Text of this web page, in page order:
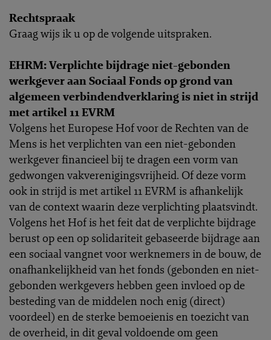
Rechtspraak
Graag wijs ik u op de volgende uitspraken.
EHRM: Verplichte bijdrage niet-gebonden
werkgever aan Sociaal Fonds op grond van
algemeen verbindendverklaring is niet in strijd
met artikel 11 EVRM
Volgens het Europese Hof voor de Rechten van de
Mens is het verplichten van een niet-gebonden
werkgever financieel bij te dragen een vorm van
gedwongen vakverenigingsvrijheid. Of deze vorm
ook in strijd is met artikel 11 EVRM is afhankelijk
van de context waarin deze verplichting plaatsvindt.
Volgens het Hof is het feit dat de verplichte bijdrage
berust op een op solidariteit gebaseerde bijdrage aan
een sociaal vangnet voor werknemers in de bouw, de
onafhankelijkheid van het fonds (gebonden en niet-
gebonden werkgevers hebben geen invloed op de
besteding van de middelen noch enig (direct)
voordeel) en de sterke bemoeienis en toezicht van
de overheid, in dit geval voldoende om geen